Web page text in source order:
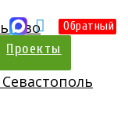
Проекты
Обратный